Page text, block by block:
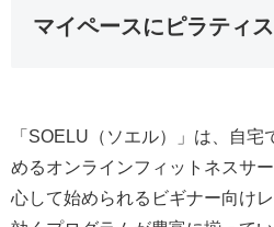
マイペースにピラティ
「SOELU（ソエル）」は、自
めるオンラインフィットネスサ
心して始められるビギナー向け